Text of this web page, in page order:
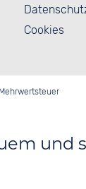
Cookies
und